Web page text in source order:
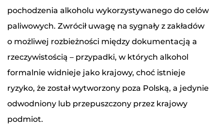
pochodzenia alkoholu wykorzystywanego do celów
paliwowych. Zwrócił uwagę na sygnały z zakładów
o możliwej rozbieżności między dokumentacją a
rzeczywistością – przypadki, w których alkohol
formalnie widnieje jako krajowy, choć istnieje
ryzyko, że został wytworzony poza Polską, a jedynie
odwodniony lub przepuszczony przez krajowy
podmiot.